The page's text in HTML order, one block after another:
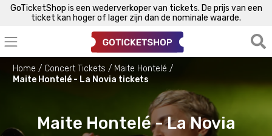
GoTicketShop is een wederverkoper van tickets. De prijs van een
ticket kan hoger of lager zijn dan de nominale waarde.
Home Concert Tickets
Maite Hontelé
Maite Hontelé - La Novia tickets
Maite Hontelé - La Novia